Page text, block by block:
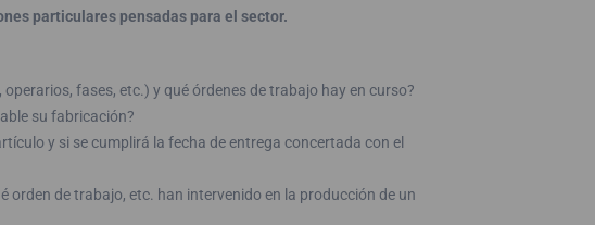
particulares pensadas para el sector.
fases, etc.) y qué órdenes de trabajo hay en curso?
su fabricación?
y si se cumplirá la fecha de entrega concertada con el
orden de trabajo, etc. han intervenido en la producción de un